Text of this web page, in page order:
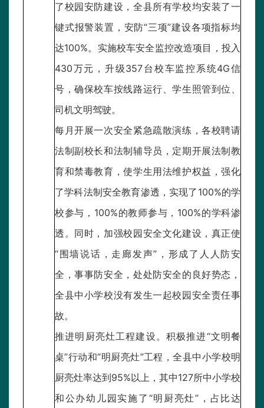
了校园安防建设，全县所有学校均安装了一
键式报警装置，安防“三项”建设各项指标均
达100%。实施校车安全监控改造项目，投入
430万元，升级357台校车监控系统4G信
号，确保校车按线路运行、学生照管到位、
司机文明驾驶。
每月开展一次安全紧急疏散演练，各校聘请
法制副校长和法制辅导员，定期开展法制教
育和禁毒教育，使学生用法维护权益，强化
了学科法制安全教育渗透，实现了100%的学
校参与，100%的教师参与，100%的学科渗
透。同时，加强校园安全文化建设，真正使
“围墙说话，走廊发声”，形成了人人防安
全，事事防安全，处处防安全的良好势态，
全县中小学校没有发生一起校园安全责任事
故。
推进明厨亮灶工程建设。积极推进“文明餐
桌”行动和“明厨亮灶”工程，全县中小学校明
厨亮灶率达到95%以上，其中127所中小学校
和公办幼儿园实施了“明厨亮灶”，占比达